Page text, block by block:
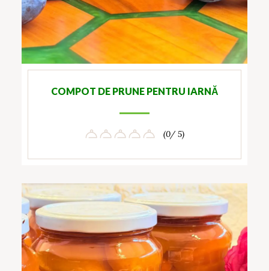
COMPOT DE PRUNE PENTRU IARNĂ
(0/ 5)